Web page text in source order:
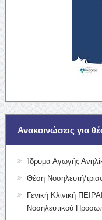
Ανακοινώσεις για
Ίδρυμα Αγωγής
Θέση Νοσηλευτή/
Γενική Κλινική
Νοσηλευτικού